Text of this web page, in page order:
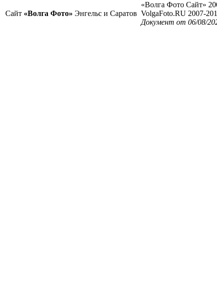
Сайт «Волга Фото» Энгельс и Саратов
«Волга Фото Сайт»
VolgaFoto.RU 2007-
Документ от 06/08/